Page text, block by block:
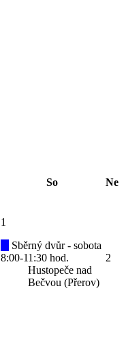
So Ne
1
Sběrný dvůr - sobota
8:00-11:30 hod.
Hustopeče nad
Bečvou (Přerov)
2